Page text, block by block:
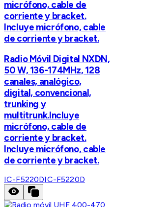
micrófono, cable de
corriente y bracket.
Incluye micrófono, cable
de corriente y bracket.
Radio Móvil Digital NXDN,
50 W, 136-174MHz, 128
canales, analógico,
digital, convencional,
trunking y
multitrunk.Incluye
micrófono, cable de
corriente y bracket.
Incluye micrófono, cable
de corriente y bracket.
IC-F5220DIC-F5220D